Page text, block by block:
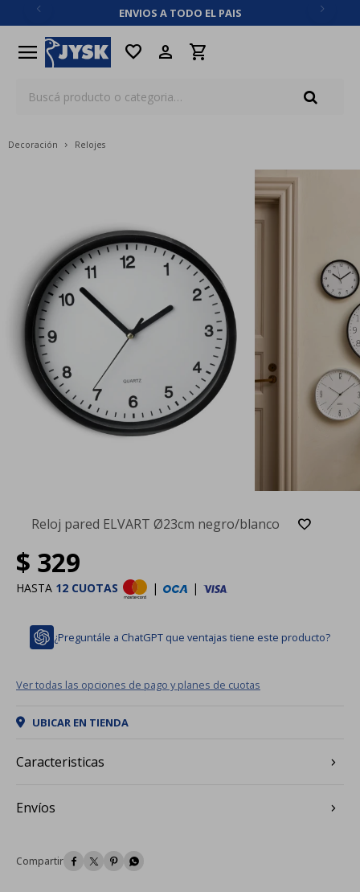
ENVIOS A TODO EL PAIS
menu favorite
Decoración Relojes
Reloj pared ELVART Ø23cm negro/blanco
$ 329
HASTA 12 CUOTAS | |
¿Preguntále a ChatGPT que ventajas tiene este producto?
Ver todas las opciones de pago y planes de cuotas
UBICAR EN TIENDA
Caracteristicas
Envíos
   
close